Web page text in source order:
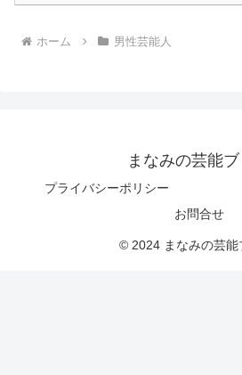
ホーム 男性芸能人
まなみの芸能
プライバシーポリシー
お問合せ
© 2024 まなみの芸能